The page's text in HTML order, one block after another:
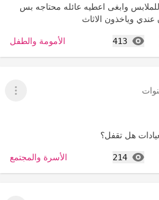
وابغى اعطيه عائله محتاجه بس
وياخذون الاثاث
413
المشاهدات الأمومة والطفل
عرض
هل تقفل؟
214
المشاهدات الأسرة والمجتمع